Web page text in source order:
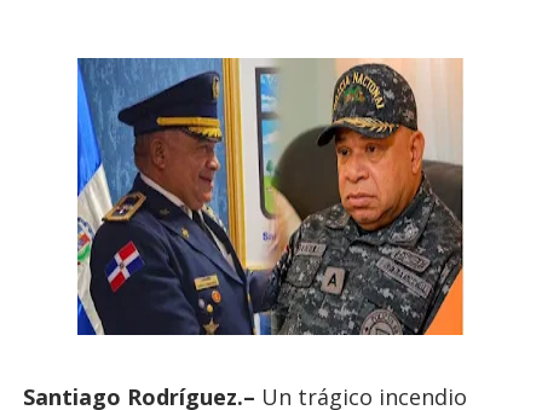
Santiago Rodríguez.– Un trágico incendio